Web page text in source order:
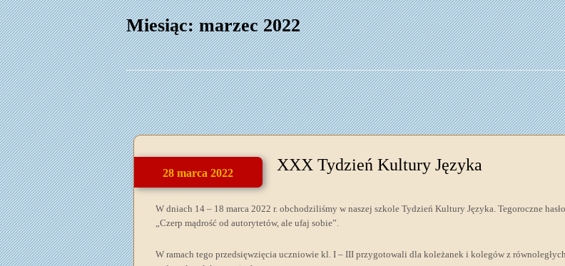
Miesiąc:marzec 2022
28 marca 2022 XXX Tydzień Kultury Języka
W dniach 14 – 18 marca 2022 r. obchodziliśmy w naszej szkole Tydzień Kultury Języka. Tegoroczne
„Czerp mądrość od autorytetów, ale ufaj sobie”.
W ramach tego przedsięwzięcia uczniowie kl. I – III przygotowali dla koleżanek i kolegów z